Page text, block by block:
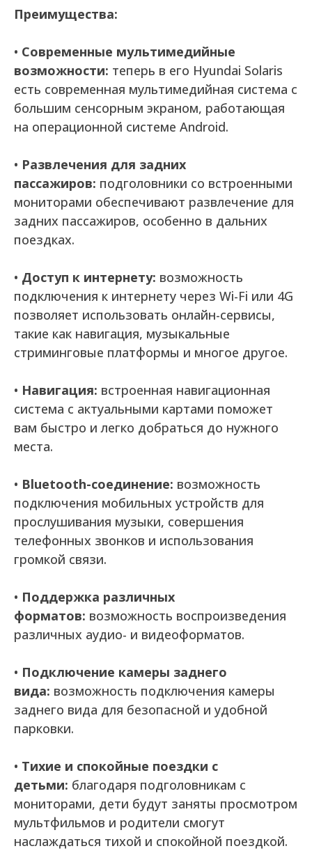
Преимущества:
• Современные мультимедийные
возможности: теперь в его Hyundai Solaris
есть современная мультимедийная система с
большим сенсорным экраном, работающая
на операционной системе Android.
• Развлечения для задних
пассажиров: подголовники со встроенными
мониторами обеспечивают развлечение для
задних пассажиров, особенно в дальних
поездках.
• Доступ к интернету: возможность
подключения к интернету через Wi-Fi или 4G
позволяет использовать онлайн-сервисы,
такие как навигация, музыкальные
стриминговые платформы и многое другое.
• Навигация: встроенная навигационная
система с актуальными картами поможет
вам быстро и легко добраться до нужного
места.
• Bluetooth-соединение: возможность
подключения мобильных устройств для
прослушивания музыки, совершения
телефонных звонков и использования
громкой связи.
• Поддержка различных
форматов: возможность воспроизведения
различных аудио- и видеоформатов.
• Подключение камеры заднего
вида: возможность подключения камеры
заднего вида для безопасной и удобной
парковки.
• Тихие и спокойные поездки с
детьми: благодаря подголовникам с
мониторами, дети будут заняты просмотром
мультфильмов и родители смогут
наслаждаться тихой и спокойной поездкой.